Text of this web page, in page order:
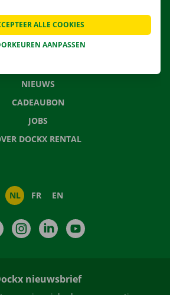
CONTACTEER ONS
NIEUWS
CADEAUBON
JOBS
DOCKX RENTAL
NL FR EN
FacebookInstagramLinkedIn
nieuwsbrief
AANPASSEN
ALLE COOKIES